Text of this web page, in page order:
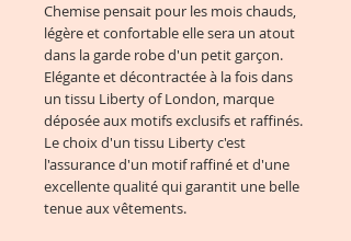
Chemise pensait pour les mois chauds,
légère et confortable elle sera un atout
dans la garde robe d'un petit garçon.
Elégante et décontractée à la fois dans
un tissu Liberty of London, marque
déposée aux motifs exclusifs et raffinés.
Le choix d'un tissu Liberty c'est
l'assurance d'un motif raffiné et d'une
excellente qualité qui garantit une belle
tenue aux vêtements.